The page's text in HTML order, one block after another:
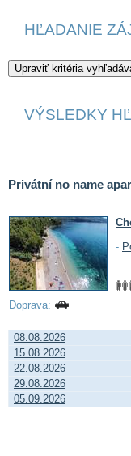
HĽADANIE
VÝSLEDKY
Privátní no name
-
Doprava:
08.08.2026
15.08.2026
22.08.2026
29.08.2026
05.09.2026